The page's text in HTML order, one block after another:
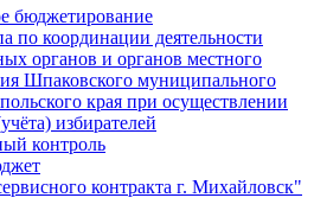
бюджетирование
по координации деятельности
органов и органов местного
Шпаковского муниципального
края при осуществлении
избирателей
контроль
контракта г. Михайловск"